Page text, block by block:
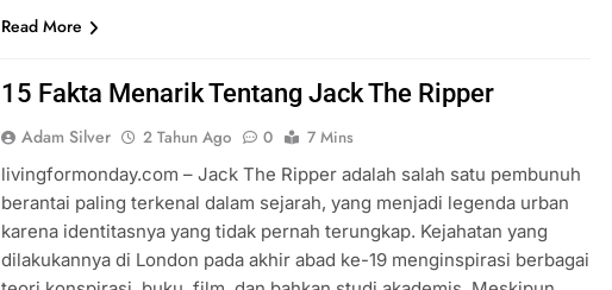
Read More
15 Fakta Menarik Tentang Jack The Ripper
Adam Silver 2 Tahun Ago 0
7 Mins
livingformonday.com – Jack The Ripper adalah salah satu pembunuh
berantai paling terkenal dalam sejarah, yang menjadi legenda urban
karena identitasnya yang tidak pernah terungkap. Kejahatan yang
dilakukannya di London pada akhir abad ke-19 menginspirasi berbagai